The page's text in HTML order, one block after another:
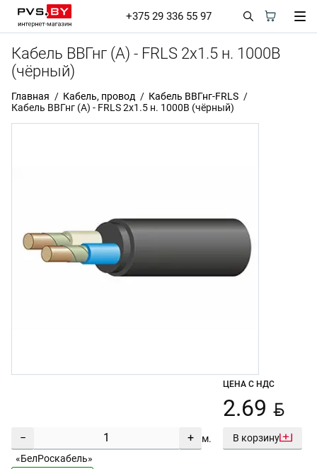
+375 29 336 55 97
Кабель ВВГнг (А) - FRLS 2х1.5 н. 1000В
(чёрный)
Главная Кабель, провод
Кабель ВВГнг-FRLS
Кабель ВВГнг (А) - FRLS 2х1.5 н. 1000В (чёрный)
− + м.
ЦЕНА С НДС
2.69 BYN
В корзину
«БелРоскабель»